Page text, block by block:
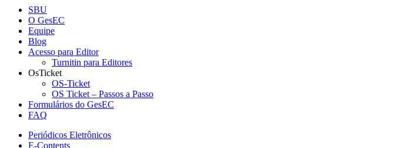
SBU
O GesEC
Equipe
Blog
Acesso para Editor
Turnitin para Editores
OsTicket
OS-Ticket
OS Ticket – Passos a Passo
Formulários do GesEC
FAQ
Periódicos Eletrônicos
E-Contents